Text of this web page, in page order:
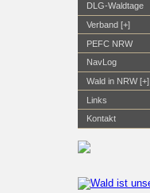
DLG-Waldtage
Verband [+]
PEFC NRW
NavLog
Wald in NRW [+]
Links
Kontakt